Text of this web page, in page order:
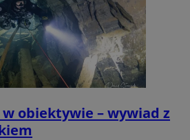
obiektywie – wywiad z